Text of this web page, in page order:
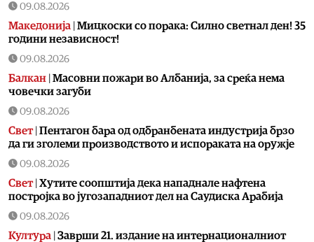
09.08.2026
Македонија | Мицкоски со порака: Силно светнал ден! 35
години независност!
09.08.2026
Балкан | Масовни пожари во Албанија, за среќа нема
човечки загуби
09.08.2026
Свет| Пентагон бара од одбранбената индустрија брзо
да ги зголеми производството и испораката на оружје
09.08.2026
Свет| Хутите соопштија дека нападнале нафтена
постројка во југозападниот дел на Саудиска Арабија
09.08.2026
Култура | Заврши 21. издание на интернационалниот